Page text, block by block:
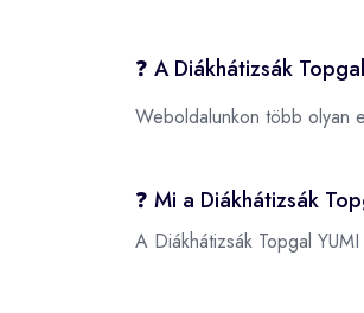
❓ A Diákhátizsák
Weboldalunkon több olyan
❓ Mi a Diákhátizsák
A Diákhátizsák Topgal